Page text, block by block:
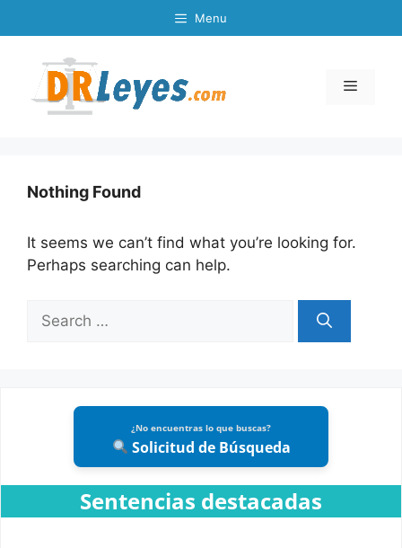
to
Menu
Menu
Nothing Found
It seems we can’t find what you’re looking for.
Perhaps searching can help.
for:
¿No encuentras lo que buscas?
Solicitud de Búsqueda
Sentencias destacadas